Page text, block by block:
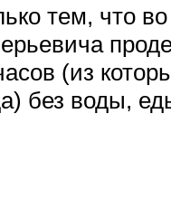
тем, что
(из
без воды,